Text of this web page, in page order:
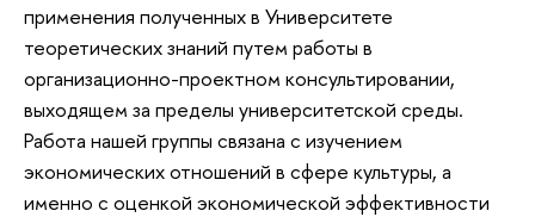
применения полученных в Университете
теоретических знаний путем работы в
организационно-проектном консультировании,
выходящем за пределы университетской среды.
Работа нашей группы связана с изучением
экономических отношений в сфере культуры, а
именно с оценкой экономической эффективности